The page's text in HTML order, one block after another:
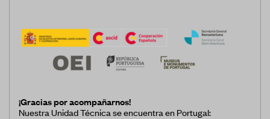
¡Gracias por acompañarnos!
Nuestra Unidad Técnica se encuentra en Portugal: